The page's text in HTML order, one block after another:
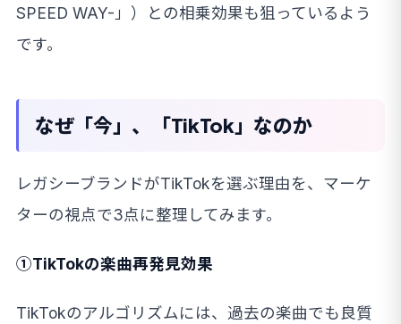
SPEED WAY-」）との相乗効果も狙っているよう
です。
なぜ「今」、「TikTok」なのか
レガシーブランドがTikTokを選ぶ理由を、マーケ
ターの視点で3点に整理してみます。
①TikTokの楽曲再発見効果
TikTokのアルゴリズムには、過去の楽曲でも良質